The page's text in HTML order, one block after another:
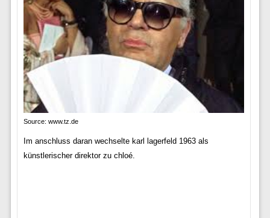
Source: www.tz.de
Im anschluss daran wechselte karl lagerfeld 1963 als
künstlerischer direktor zu chloé.